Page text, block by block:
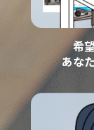
希
あな